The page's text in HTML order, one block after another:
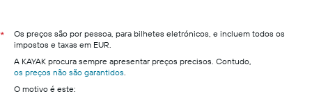
*
Os preços são por pessoa, para bilhetes eletrónicos, e incluem todos os
impostos e taxas em EUR.
A KAYAK procura sempre apresentar preços precisos. Contudo,
os preços não são garantidos.
O motivo é este: